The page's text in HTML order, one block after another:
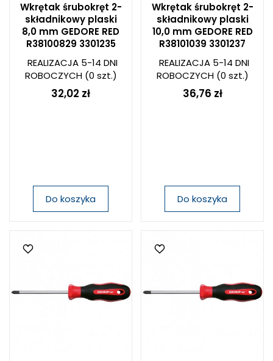
Wkrętak śrubokręt 2-
składnikowy plaski
8,0 mm GEDORE RED
R38100829 3301235
REALIZACJA 5-14 DNI
ROBOCZYCH(0 szt.)
32,02 zł
Do koszyka
Wkrętak śrubokręt 2-
składnikowy plaski
10,0 mm GEDORE RED
R38101039 3301237
REALIZACJA 5-14 DNI
ROBOCZYCH(0 szt.)
36,76 zł
Do koszyka